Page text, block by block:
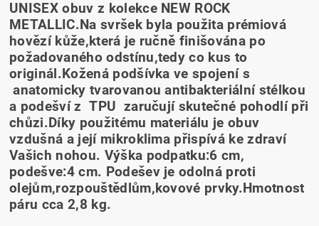
UNISEX obuv z kolekce NEW ROCK
METALLIC.Na svršek byla použita prémiová
hovězí kůže,která je ručně finišována po
požadovaného odstínu,tedy co kus to
originál.Kožená podšívka ve spojení s
anatomicky tvarovanou antibakteriální stélkou
a podešví z TPU zaručují skutečné pohodlí při
chůzi.Díky použitému materiálu je obuv
vzdušná a její mikroklima přispívá ke zdraví
Vašich nohou. Výška podpatku:6 cm,
podešve:4 cm. Podešev je odolná proti
olejům,rozpouštědlům,kovové prvky.Hmotnost
páru cca 2,8 kg.